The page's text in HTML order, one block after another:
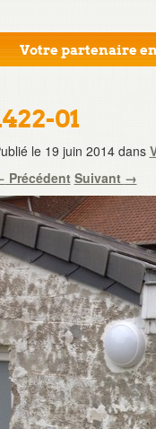
Votre partenaire
01
le 19 juin 2014dans
Précédent Suivant →